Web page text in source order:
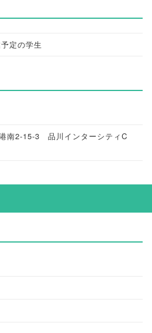
定の学生
南2-15-3 品川インターシティC